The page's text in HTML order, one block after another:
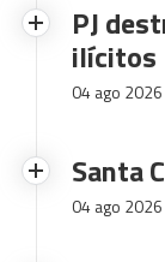
PJ
ilícitos
04 ago 2026
Santa
04 ago 2026